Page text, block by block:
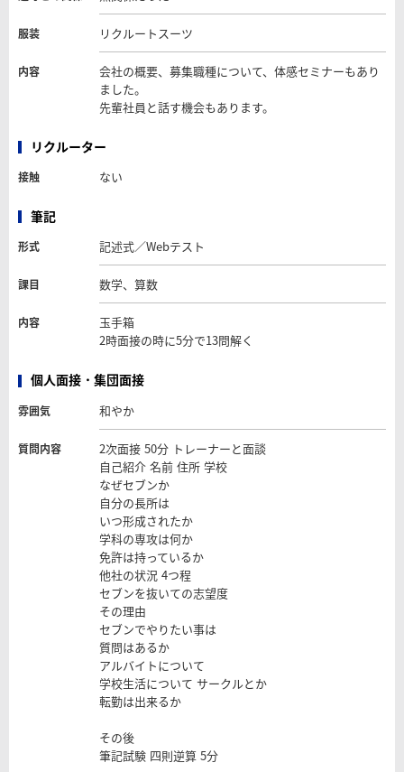
服装 リクルートスーツ
内容
会社の概要、募集職種について、体感セミナーもあり
ました。
先輩社員と話す機会もあります。
リクルーター
接触 ない
筆記
形式 記述式／Webテスト
課目 数学、算数
内容
玉手箱
2時面接の時に5分で13問解く
個人面接・集団面接
雰囲気 和やか
質問内容
2次面接 50分 トレーナーと面談
自己紹介 名前 住所 学校
なぜセブンか
自分の長所は
いつ形成されたか
学科の専攻は何か
免許は持っているか
他社の状況 4つ程
セブンを抜いての志望度
その理由
セブンでやりたい事は
質問はあるか
アルバイトについて
学校生活について サークルとか
転勤は出来るか
その後
筆記試験 四則逆算 5分